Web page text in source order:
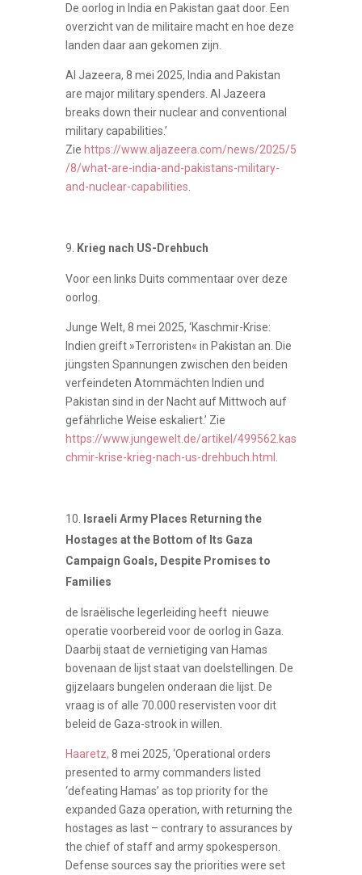
De oorlog in India en Pakistan gaat door. Een
overzicht van de militaire macht en hoe deze
landen daar aan gekomen zijn.
Al Jazeera, 8 mei 2025, India and Pakistan
are major military spenders. Al Jazeera
breaks down their nuclear and conventional
military capabilities.’
Zie https://www.aljazeera.com/news/2025/5
/8/what-are-india-and-pakistans-military-
and-nuclear-capabilities
Krieg nach US-Drehbuch
Voor een links Duits commentaar over deze
oorlog.
Junge Welt, 8 mei 2025, ‘Kaschmir-Krise:
Indien greift »Terroristen« in Pakistan an. Die
jüngsten Spannungen zwischen den beiden
verfeindeten Atommächten Indien und
Pakistan sind in der Nacht auf Mittwoch auf
gefährliche Weise eskaliert.’ Zie
https://www.jungewelt.de/artikel/499562.kas
chmir-krise-krieg-nach-us-drehbuch.html
Israeli Army Places Returning the
Hostages at the Bottom of Its Gaza
Campaign Goals, Despite Promises to
Families
de Israëlische legerleiding heeft nieuwe
operatie voorbereid voor de oorlog in Gaza.
Daarbij staat de vernietiging van Hamas
bovenaan de lijst staat van doelstellingen. De
gijzelaars bungelen onderaan die lijst. De
vraag is of alle 70.000 reservisten voor dit
beleid de Gaza-strook in willen.
Haaretz, 8 mei 2025, ‘Operational orders
presented to army commanders listed
‘defeating Hamas’ as top priority for the
expanded Gaza operation, with returning the
hostages as last – contrary to assurances by
the chief of staff and army spokesperson.
Defense sources say the priorities were set